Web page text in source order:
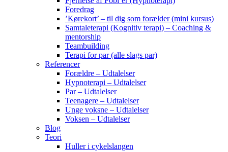
Foredrag
’Kørekort’ – til dig som forælder (mini kursus)
Samtaleterapi (Kognitiv terapi) – Coaching &
mentorship
Teambuilding
Terapi for par (alle slags par)
Referencer
Forældre – Udtalelser
Hypnoterapi – Udtalelser
Par – Udtalelser
Teenagere – Udtalelser
Unge voksne – Udtalelser
Voksen – Udtalelser
Blog
Teori
Huller i cykelslangen